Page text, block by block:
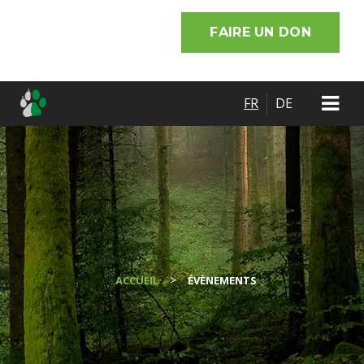
FAIRE UN DON
FR DE
ACCUEIL > ÉVÈNEMENTS